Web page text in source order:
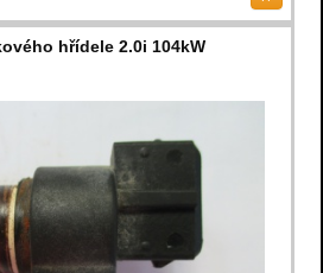
hřídele 2.0i 104kW